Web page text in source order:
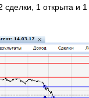
сделки, 1 открыта и 1